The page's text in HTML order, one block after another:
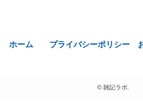
ホーム プライバシーポリシー
©雑記ラボ.